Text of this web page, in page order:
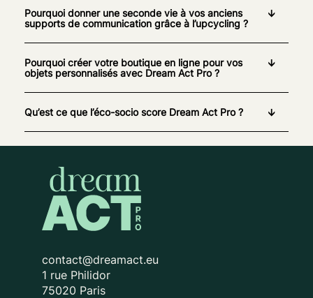
Pourquoi donner une seconde vie à vos anciens
supports de communication grâce à l’upcycling ?
Pourquoi créer votre boutique en ligne pour vos
objets personnalisés avec Dream Act Pro ?
Qu’est ce que l’éco-socio score Dream Act Pro ?
contact@dreamact.eu
1 rue Philidor
75020 Paris